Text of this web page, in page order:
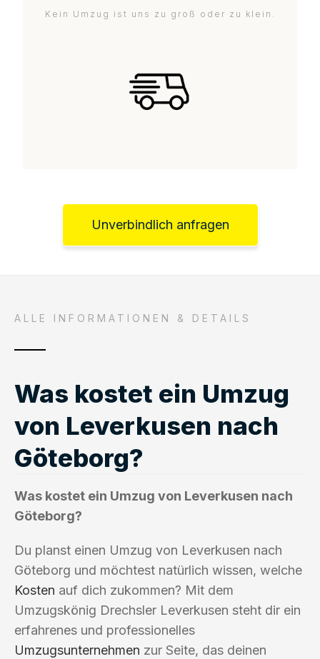
Kein Umzug ist uns zu groß oder zu klein.
Unverbindlich anfragen
ALLE INFORMATIONEN & DETAILS
Was kostet ein Umzug
von Leverkusen nach
Göteborg?
Was kostet ein Umzug von Leverkusen nach
Göteborg?
Du planst einen Umzug von Leverkusen nach
Göteborg und möchtest natürlich wissen, welche
Kosten auf dich zukommen? Mit dem
Umzugskönig Drechsler Leverkusen steht dir ein
erfahrenes und professionelles
Umzugsunternehmen zur Seite, das deinen